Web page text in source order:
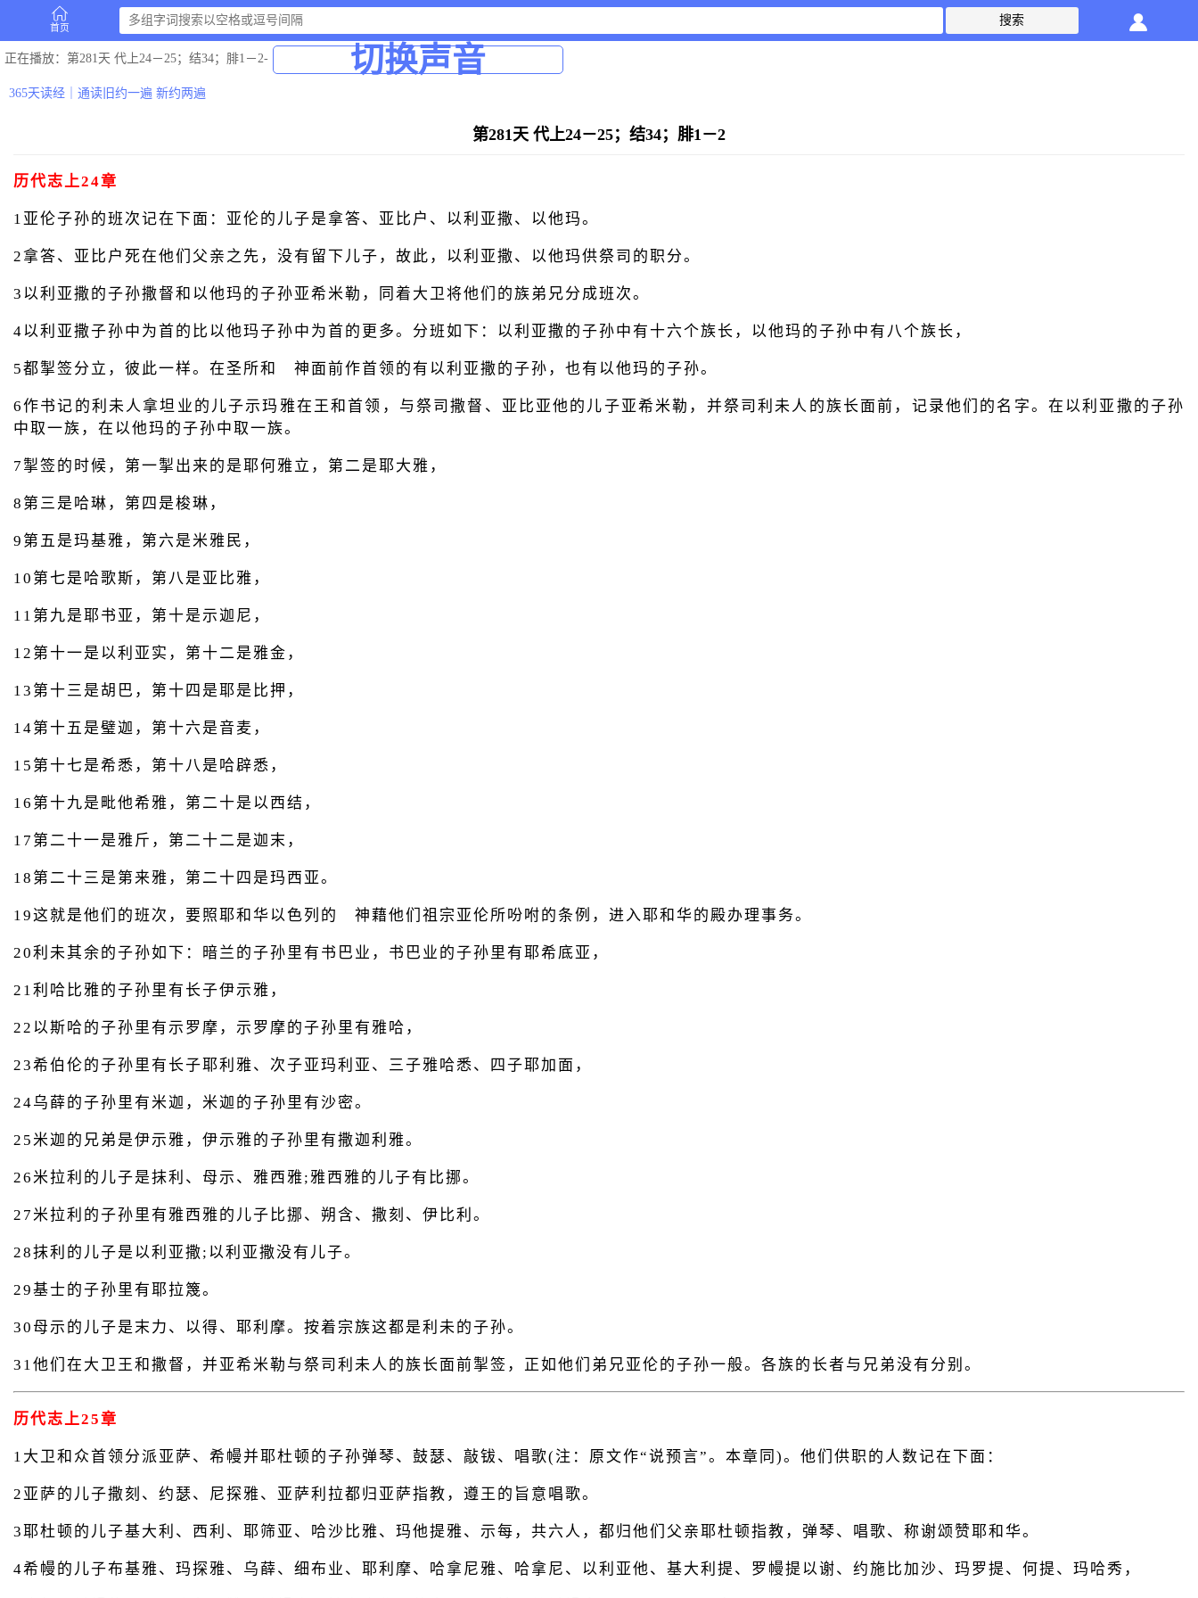
首页
正在播放：第281天 代上24－25；结34；腓1－2- 切换声音
365天读经｜通读旧约一遍 新约两遍
第281天 代上24－25；结34；腓1－2
历代志上24章
1亚伦子孙的班次记在下面：亚伦的儿子是拿答、亚比户、以利亚撒、以他玛。
2拿答、亚比户死在他们父亲之先，没有留下儿子，故此，以利亚撒、以他玛供祭司的职分。
3以利亚撒的子孙撒督和以他玛的子孙亚希米勒，同着大卫将他们的族弟兄分成班次。
4以利亚撒子孙中为首的比以他玛子孙中为首的更多。分班如下：以利亚撒的子孙中有十六个族长，以他玛的子孙中有八个族长，
5都掣签分立，彼此一样。在圣所和 神面前作首领的有以利亚撒的子孙，也有以他玛的子孙。
6作书记的利未人拿坦业的儿子示玛雅在王和首领，与祭司撒督、亚比亚他的儿子亚希米勒，并祭司利未人的族长面前，记录他们的名字。在以利亚撒的子孙
中取一族，在以他玛的子孙中取一族。
7掣签的时候，第一掣出来的是耶何雅立，第二是耶大雅，
8第三是哈琳，第四是梭琳，
9第五是玛基雅，第六是米雅民，
10第七是哈歌斯，第八是亚比雅，
11第九是耶书亚，第十是示迦尼，
12第十一是以利亚实，第十二是雅金，
13第十三是胡巴，第十四是耶是比押，
14第十五是璧迦，第十六是音麦，
15第十七是希悉，第十八是哈辟悉，
16第十九是毗他希雅，第二十是以西结，
17第二十一是雅斤，第二十二是迦末，
18第二十三是第来雅，第二十四是玛西亚。
19这就是他们的班次，要照耶和华以色列的 神藉他们祖宗亚伦所吩咐的条例，进入耶和华的殿办理事务。
20利未其余的子孙如下：暗兰的子孙里有书巴业，书巴业的子孙里有耶希底亚，
21利哈比雅的子孙里有长子伊示雅，
22以斯哈的子孙里有示罗摩，示罗摩的子孙里有雅哈，
23希伯伦的子孙里有长子耶利雅、次子亚玛利亚、三子雅哈悉、四子耶加面，
24乌薛的子孙里有米迦，米迦的子孙里有沙密。
25米迦的兄弟是伊示雅，伊示雅的子孙里有撒迦利雅。
26米拉利的儿子是抹利、母示、雅西雅;雅西雅的儿子有比挪。
27米拉利的子孙里有雅西雅的儿子比挪、朔含、撒刻、伊比利。
28抹利的儿子是以利亚撒;以利亚撒没有儿子。
29基士的子孙里有耶拉篾。
30母示的儿子是末力、以得、耶利摩。按着宗族这都是利未的子孙。
31他们在大卫王和撒督，并亚希米勒与祭司利未人的族长面前掣签，正如他们弟兄亚伦的子孙一般。各族的长者与兄弟没有分别。
历代志上25章
1大卫和众首领分派亚萨、希幔并耶杜顿的子孙弹琴、鼓瑟、敲钹、唱歌(注：原文作“说预言”。本章同)。他们供职的人数记在下面：
2亚萨的儿子撒刻、约瑟、尼探雅、亚萨利拉都归亚萨指教，遵王的旨意唱歌。
3耶杜顿的儿子基大利、西利、耶筛亚、哈沙比雅、玛他提雅、示每，共六人，都归他们父亲耶杜顿指教，弹琴、唱歌、称谢颂赞耶和华。
4希幔的儿子布基雅、玛探雅、乌薛、细布业、耶利摩、哈拿尼雅、哈拿尼、以利亚他、基大利提、罗幔提以谢、约施比加沙、玛罗提、何提、玛哈秀，